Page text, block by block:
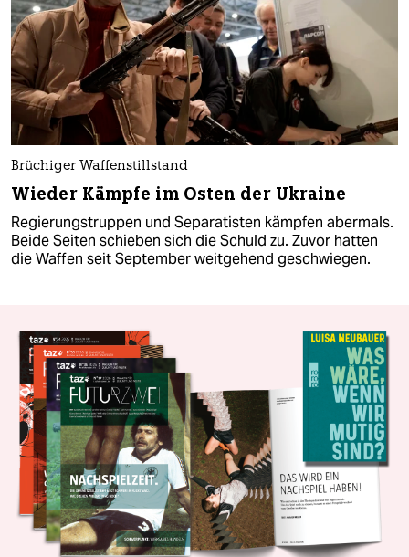
Brüchiger Waffenstillstand
Wieder Kämpfe im Osten der Ukraine
Regierungstruppen und Separatisten kämpfen abermals.
Beide Seiten schieben sich die Schuld zu. Zuvor hatten
die Waffen seit September weitgehend geschwiegen.